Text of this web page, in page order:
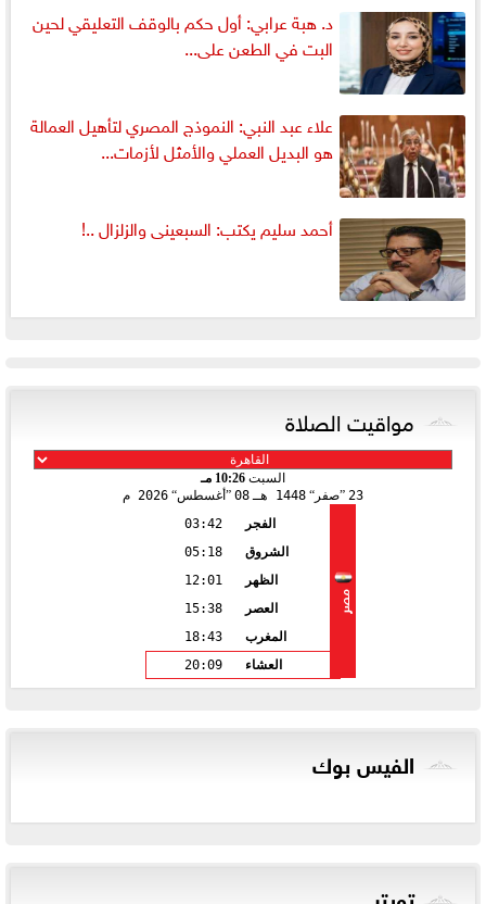
د. هبة عرابي: أول حكم بالوقف التعليقي لحين
البت في الطعن على...
علاء عبد النبي: النموذج المصري لتأهيل العمالة
هو البديل العملي والأمثل لأزمات...
أحمد سليم يكتب: السبعينى والزلزال ..!
مواقيت الصلاة
السبت 10:26 مـ
23
صفر 1448 هـ 08 أغسطس 2026 م
مصر
الفجر
03:42
الشروق
05:18
الظهر
12:01
العصر
15:38
المغرب
18:43
العشاء
20:09
الفيس بوك